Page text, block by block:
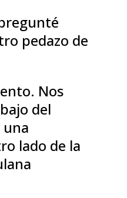
pedazo de
Nos
del
lado de la